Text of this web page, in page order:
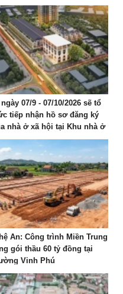
07/9 - 07/10/2026 sẽ tổ
tiếp nhận hồ sơ đăng ký
nhà ở xã hội tại Khu nhà ở
Thượng, phường Vinh Lộc
An: Công trình Miền Trung
gói thầu 60 tỷ đồng tại
Vinh Phú